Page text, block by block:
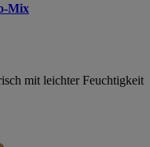
Mix
mit leichter Feuchtigkeit